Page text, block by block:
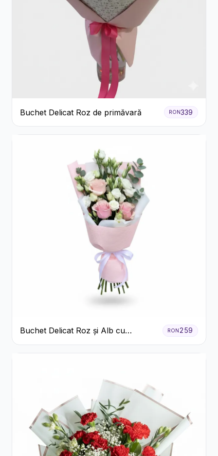
Buchet Delicat Roz de primăvară RON339
Buchet Delicat Roz și Alb cu
Trandafiri și Lisianthus
RON259